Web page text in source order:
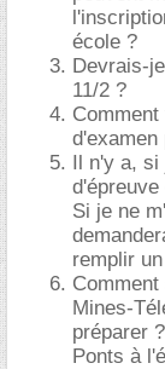
école ?
Devrais-
11/2 ?
Il n'y a, si
Si je ne
remplir
Mines-
préparer
Ponts à